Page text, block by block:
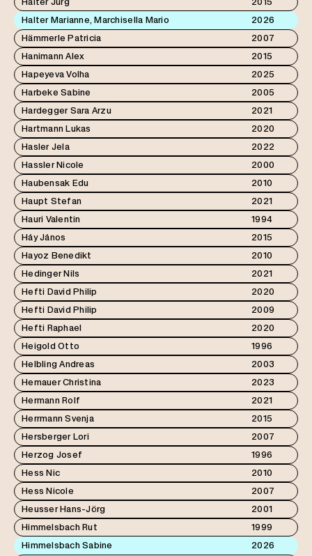
Halter Marianne, Marchisella Mario
2026
Hämmerle Patricia
2007
Hanimann Alex
2015
Hapeyeva Volha
2025
Harbeke Sabine
2005
Hardegger Sara Arzu
2021
Hartmann Lukas
2020
Hasler Jela
2022
Hassler Nicole
2000
Haubensak Edu
2010
Haupt Stefan
2021
Hauri Valentin
1994
Háy János
2015
Hayoz Benedikt
2010
Hedinger Nils
2021
Hefti David Philip
2020
Hefti David Philip
2009
Hefti Raphael
2020
Heigold Otto
1996
Helbling Andreas
2003
Hemauer Christina
2023
Hermann Rolf
2021
Herrmann Svenja
2015
Hersberger Lori
2007
Herzog Josef
1996
Hess Nic
2010
Hess Nicole
2007
Heusser Hans-Jörg
2001
Himmelsbach Rut
1999
Himmelsbach Sabine
2026